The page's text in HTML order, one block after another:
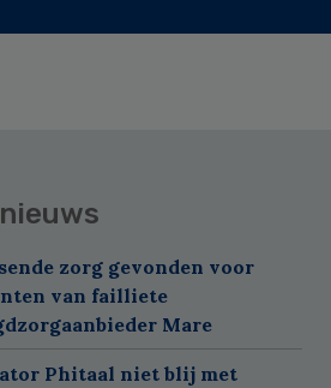
zorg gevonden voor
van failliete
Mare
Phitaal niet blij met